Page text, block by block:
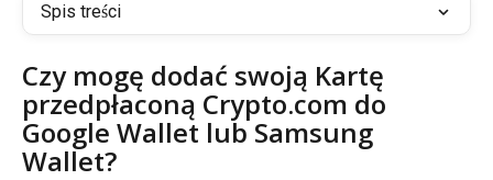
Spis treści
Czy mogę dodać swoją Kartę
przedpłaconą Crypto.com do
Google Wallet lub Samsung
Wallet?